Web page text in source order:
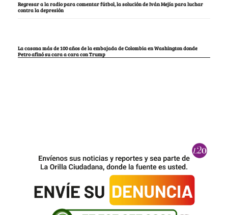
Regresar a la radio para comentar fútbol, la solución de Iván Mejía para luchar
contra la depresión
La casona más de 100 años de la embajada de Colombia en Washington donde
Petro afinó su cara a cara con Trump